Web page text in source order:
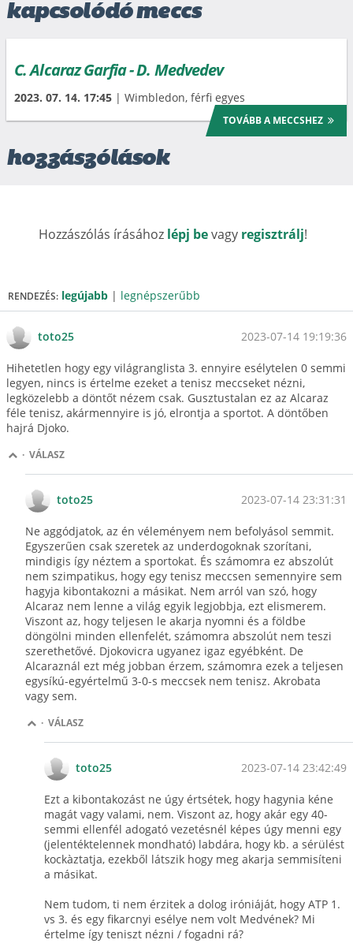
kapcsolódó meccs
C. Alcaraz Garfia - D. Medvedev
2023. 07. 14. 17:45 | Wimbledon, férfi egyes
TOVÁBB A MECCSHEZ
hozzászólások
Hozzászólás írásához lépj bevagy regisztrálj!
RENDEZÉS: legújabb | legnépszerűbb
toto25 2023-07-14 19:19:36
Hihetetlen hogy egy világranglista 3. ennyire esélytelen 0 semmi
legyen, nincs is értelme ezeket a tenisz meccseket nézni,
legközelebb a döntőt nézem csak. Gusztustalan ez az Alcaraz
féle tenisz, akármennyire is jó, elrontja a sportot. A döntőben
hajrá Djoko.
· VÁLASZ
toto25 2023-07-14 23:31:31
Ne aggódjatok, az én véleményem nem befolyásol semmit.
Egyszerűen csak szeretek az underdogoknak szorítani,
mindigis így néztem a sportokat. És számomra ez abszolút
nem szimpatikus, hogy egy tenisz meccsen semennyire sem
hagyja kibontakozni a másikat. Nem arról van szó, hogy
Alcaraz nem lenne a világ egyik legjobbja, ezt elismerem.
Viszont az, hogy teljesen le akarja nyomni és a földbe
döngölni minden ellenfelét, számomra abszolút nem teszi
szerethetővé. Djokovicra ugyanez igaz egyébként. De
Alcaraznál ezt még jobban érzem, számomra ezek a teljesen
egysíkú-egyértelmű 3-0-s meccsek nem tenisz. Akrobata
vagy sem.
· VÁLASZ
toto25 2023-07-14 23:42:49
Ezt a kibontakozást ne úgy értsétek, hogy hagynia kéne
magát vagy valami, nem. Viszont az, hogy akár egy 40-
semmi ellenfél adogató vezetésnél képes úgy menni egy
(jelentéktelennek mondható) labdára, hogy kb. a sérülést
kockàztatja, ezekből látszik hogy meg akarja semmisíteni
a másikat.
Nem tudom, ti nem érzitek a dolog iróniáját, hogy ATP 1.
vs 3. és egy fikarcnyi esélye nem volt Medvének? Mi
értelme így teniszt nézni / fogadni rá?